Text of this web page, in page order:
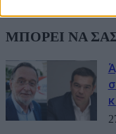
ΜΠΟΡΕΙ ΝΑ